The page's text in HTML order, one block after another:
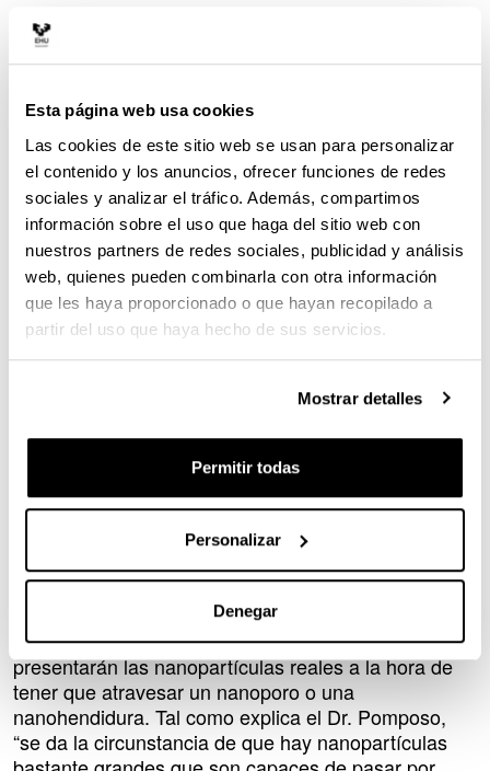
Esta página web usa cookies
Las cookies de este sitio web se usan para personalizar
el contenido y los anuncios, ofrecer funciones de redes
sociales y analizar el tráfico. Además, compartimos
información sobre el uso que haga del sitio web con
nuestros partners de redes sociales, publicidad y análisis
web, quienes pueden combinarla con otra información
que les haya proporcionado o que hayan recopilado a
partir del uso que haya hecho de sus servicios.
Mostrar detalles
Permitir todas
Personalizar
Denegar
“Una de las áreas de investigación de nuestro grupo
es la síntesis de cadenas de polímeros y su
asemejar ese doblamiento al que se produce en las
proteínas, en la naturaleza —expone el miembro del
grupo Josetxo Pomposo, profesor de investigación
Ikerbasque en la UPV/EHU—. Una posible
aplicación de estas nanopartículas podría ser la
dosificación de medicamentos, que serían
transportados en los huecos que se forman al plegar
las cadenas, que harían las veces de bolsillos, y se
liberarían cuando la nanopartícula llegase a la zona
a tratar”.
nanopartículas deben ser capaces de atravesar las
de atravesar los poros o hendiduras de las
membranas, que son más pequeños que las propias
nanopartículas, se ve condicionada por el nivel de
En este estudio, el grupo de investigación ha
trabajado con un modelo de nanopartículas, a nivel
teórico, para poder anticipar el comportamiento que
presentarán las nanopartículas reales a la hora de
tener que atravesar un nanoporo o una
nanohendidura. Tal como explica el Dr. Pomposo,
“se da la circunstancia de que hay nanopartículas